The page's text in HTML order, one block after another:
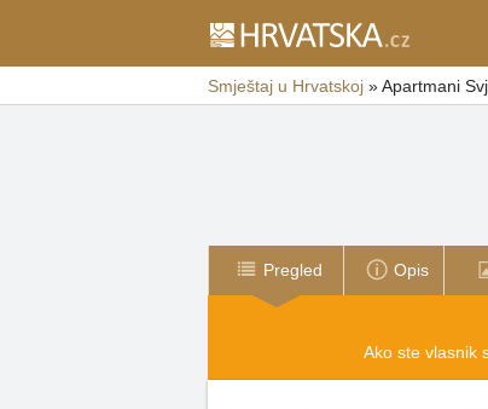
Smještaj u Hrvatskoj »Apartmani
Pregled Opis
Ako ste vlasnik